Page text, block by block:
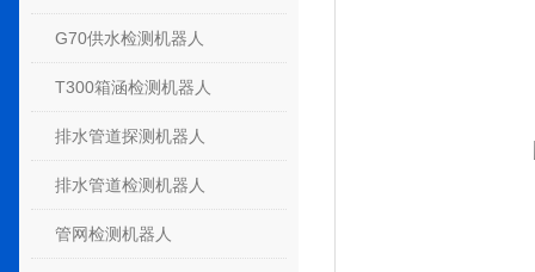
G70供水检测机器人
T300箱涵检测机器人
排水管道探测机器人
排水管道检测机器人
管网检测机器人